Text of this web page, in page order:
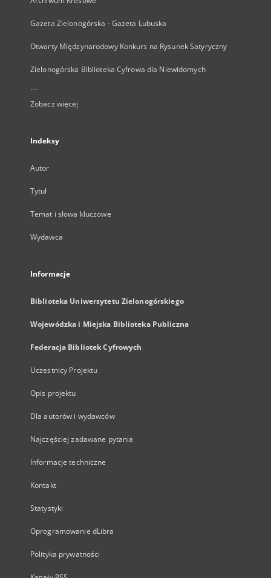
Gazeta Zielonogórska - Gazeta Lubuska
Otwarty Międzynarodowy Konkurs na Rysunek Satyryczny
Zielonogórska Biblioteka Cyfrowa dla Niewidomych
...
Zobacz więcej
Indeksy
Autor
Tytuł
Temat i słowa kluczowe
Wydawca
Informacje
Biblioteka Uniwersytetu Zielonogórskiego
Wojewódzka i Miejska Biblioteka Publiczna
Federacja Bibliotek Cyfrowych
Uczestnicy Projektu
Opis projektu
Dla autorów i wydawców
Najczęściej zadawane pytania
Informacje techniczne
Kontakt
Statystyki
Oprogramowanie dLibra
Polityka prywatności